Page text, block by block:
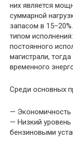
них является
суммарной
запасом в
типом
постоянного
магистрали,
временного
Среди основных
— Экономичность
— Низкий
бензиновыми